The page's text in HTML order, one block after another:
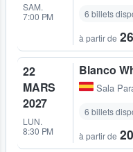
SAM.
7:00 PM
6 billets
à partir de
22
MARS
2027
LUN.
8:30 PM
Blanco
Sala
6 billets
à partir de